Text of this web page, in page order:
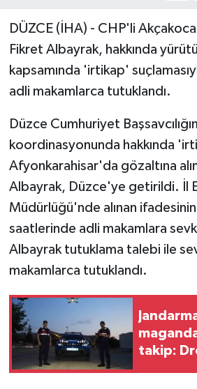
DÜZCE (İHA) - CHP'li
Fikret Albayrak, hakkında
kapsamında 'irtikap'
adli makamlarca tutuklandı.
Düzce Cumhuriyet
koordinasyonunda hakkında
Afyonkarahisar'da gözaltına
Albayrak, Düzce'ye getirildi. İl
Müdürlüğü'nde alınan
saatlerinde adli makamlara
Albayrak tutuklama talebi ile
makamlarca tutuklandı.
takip: